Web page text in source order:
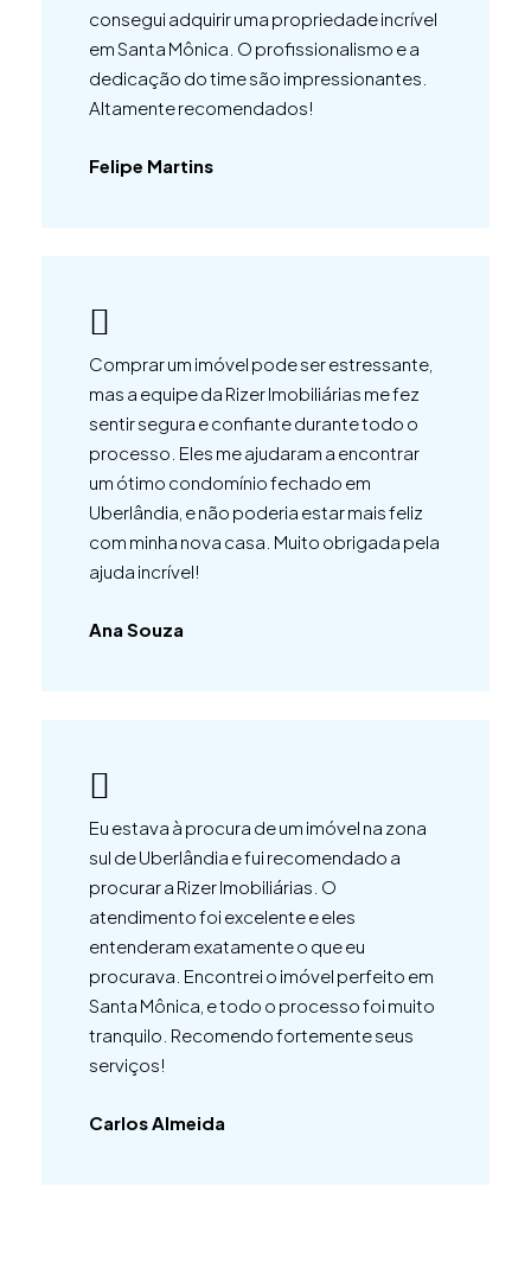
consegui adquirir uma propriedade incrível
em Santa Mônica. O profissionalismo e a
dedicação do time são impressionantes.
Altamente recomendados!
Felipe Martins
Comprar um imóvel pode ser estressante,
mas a equipe da Rizer Imobiliárias me fez
sentir segura e confiante durante todo o
processo. Eles me ajudaram a encontrar
um ótimo condomínio fechado em
Uberlândia, e não poderia estar mais feliz
com minha nova casa. Muito obrigada pela
ajuda incrível!
Ana Souza
Eu estava à procura de um imóvel na zona
sul de Uberlândia e fui recomendado a
procurar a Rizer Imobiliárias. O
atendimento foi excelente e eles
entenderam exatamente o que eu
procurava. Encontrei o imóvel perfeito em
Santa Mônica, e todo o processo foi muito
tranquilo. Recomendo fortemente seus
serviços!
Carlos Almeida